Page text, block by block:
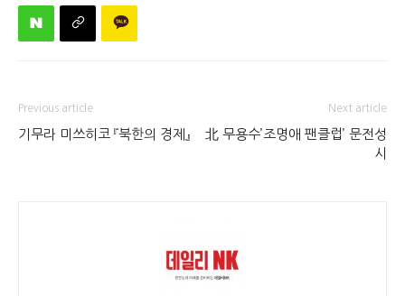
Previous article
기무라 미쓰히코 『북한의 경제』
Next article
北 무용수’조명애 팬클럽’ 문전성
시